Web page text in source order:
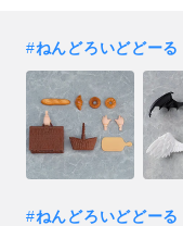
#ねんどろいどどーる
#ねんどろいどどーる